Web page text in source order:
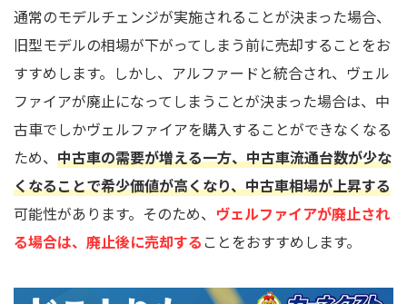
通常のモデルチェンジが実施されることが決まった場合、
旧型モデルの相場が下がってしまう前に売却することをお
すすめします。しかし、アルファードと統合され、ヴェル
ファイアが廃止になってしまうことが決まった場合は、中
古車でしかヴェルファイアを購入することができなくなる
ため、 中古車の需要が増える一方、中古車流通台数が少な
くなることで希少価値が高くなり、中古車相場が上昇する
可能性があります。そのため、 ヴェルファイアが廃止され
る場合は、廃止後に売却する ことをおすすめします。